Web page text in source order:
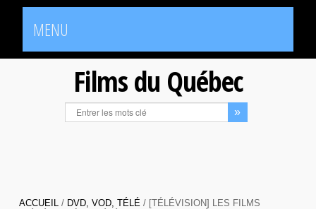
MENU
Films du Québec
ACCUEIL / DVD, VOD, TÉLÉ / [TÉLÉVISION] LES FILMS